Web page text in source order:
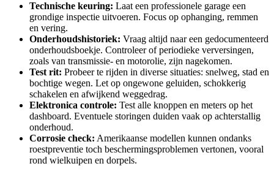
Technische keuring: Laat een professionele garage een
grondige inspectie uitvoeren. Focus op ophanging, remmen
en vering.
Onderhoudshistoriek: Vraag altijd naar een gedocumenteerd
onderhoudsboekje. Controleer of periodieke verversingen,
zoals van transmissie- en motorolie, zijn nagekomen.
Test rit: Probeer te rijden in diverse situaties: snelweg, stad en
bochtige wegen. Let op ongewone geluiden, schokkerig
schakelen en afwijkend weggedrag.
Elektronica controle: Test alle knoppen en meters op het
dashboard. Eventuele storingen duiden vaak op achterstallig
onderhoud.
Corrosie check: Amerikaanse modellen kunnen ondanks
roestpreventie toch beschermingsproblemen vertonen, vooral
rond wielkuipen en dorpels.